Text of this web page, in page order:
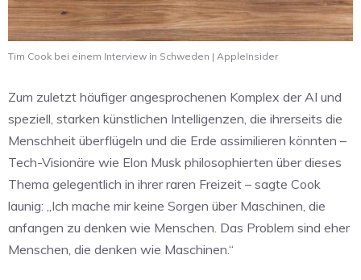
Tim Cook bei einem Interview in Schweden | AppleInsider
Zum zuletzt häufiger angesprochenen Komplex der AI und
speziell, starken künstlichen Intelligenzen, die ihrerseits die
Menschheit überflügeln und die Erde assimilieren könnten –
Tech-Visionäre wie Elon Musk philosophierten über dieses
Thema gelegentlich in ihrer raren Freizeit – sagte Cook
launig: „Ich mache mir keine Sorgen über Maschinen, die
anfangen zu denken wie Menschen. Das Problem sind eher
Menschen, die denken wie Maschinen.“